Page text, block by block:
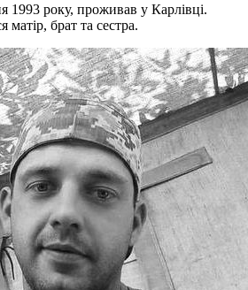
1993 року, проживав у Карлівці.
брат та сестра.